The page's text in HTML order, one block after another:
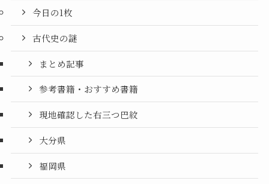
今日の1枚
古代史の謎
まとめ記事
参考書籍・おすすめ書籍
現地確認した右三つ巴紋
大分県
福岡県